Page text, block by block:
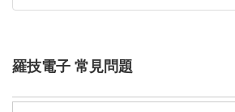
羅技電子 常見問題